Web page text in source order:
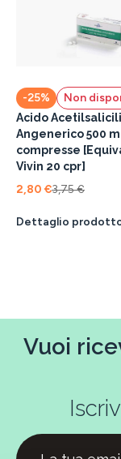
-25% Non
Acido
Angenerico 500
compresse
Vivin 20 cpr]
2,80 €3,75 €
Dettaglio
Vuoi